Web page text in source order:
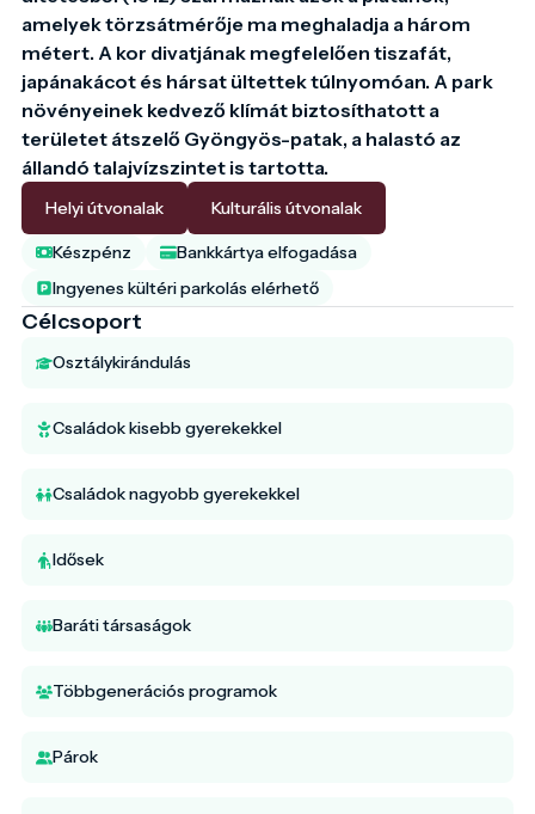
amelyek törzsátmérője ma meghaladja a három
métert. A kor divatjának megfelelően tiszafát,
japánakácot és hársat ültettek túlnyomóan. A park
növényeinek kedvező klímát biztosíthatott a
területet átszelő Gyöngyös-patak, a halastó az
állandó talajvízszintet is tartotta.
Helyi útvonalak Kulturális útvonalak
Készpénz
Bankkártya elfogadása
Ingyenes kültéri parkolás elérhető
Célcsoport
Osztálykirándulás
Családok kisebb gyerekekkel
Családok nagyobb gyerekekkel
Idősek
Baráti társaságok
Többgenerációs programok
Párok